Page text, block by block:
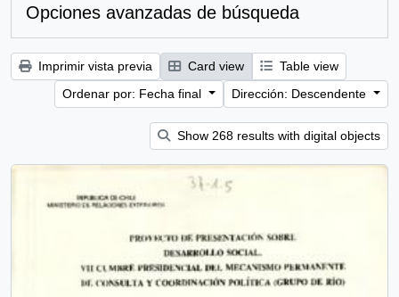
Opciones avanzadas de búsqueda
Imprimir vista previa Card view
Table view
Ordenar por: Fecha final
Dirección: Descendente
Show 268 results with digital objects